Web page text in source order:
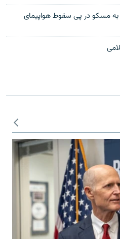
به مسکو در پی سقوط هواپیمای